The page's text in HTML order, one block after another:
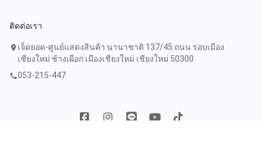
ติดต่อเรา
location_on เจ็ดยอด-ศูนย์แสดงสินค้า นานาชาติ 137/45 ถนน รอบเมือง
เชียงใหม่ ช้างเผือก เมืองเชียงใหม่ เชียงใหม่ 50300
call053-215-447